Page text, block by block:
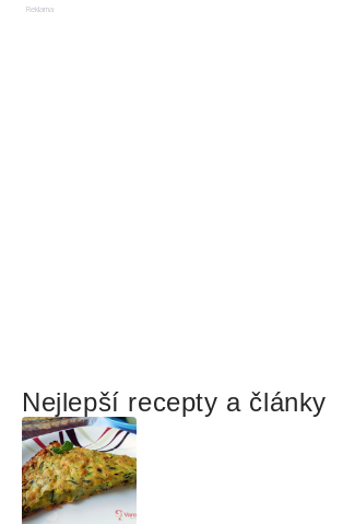
Reklama
Nejlepší recepty a články